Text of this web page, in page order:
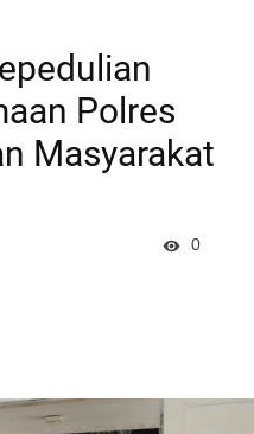
Polres
Masyarakat
0